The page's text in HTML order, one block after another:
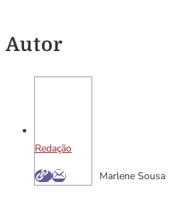
Autor
Redação
Marlene Sousa